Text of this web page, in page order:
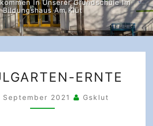
In Unserer Grundschule Im
Bildungshaus Am Klüt
ERNTEERNTE
September 2021 Gsklut